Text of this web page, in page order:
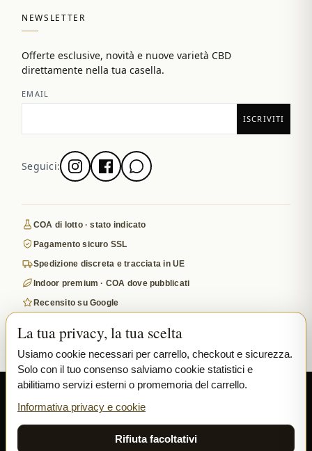
NEWSLETTER
Offerte esclusive, novità e nuove varietà CBD
direttamente nella tua casella.
EMAIL
Seguici:
COA di lotto · stato indicato
Pagamento sicuro SSL
Spedizione discreta e tracciata in UE
Indoor premium · COA dove pubblicati
Recensito su Google
PAGAMENTI SICURI VISA
₿ BITCOIN SEPA PPL
© 2026 Ladymary ·Solar Shine s.r.o.· Karlova 150/42, 110 00 Praha,
Czech Republic · IČO 04375092 · DIČ CZ04375092
PrivacyTermini e CondizioniCookie
La tua privacy, la tua scelta
Usiamo cookie necessari per carrello, checkout e sicurezza.
Solo con il tuo consenso salviamo cookie statistici e
abilitiamo servizi esterni o promemoria del carrello.
Informativa privacy e cookie
Rifiuta facoltativi